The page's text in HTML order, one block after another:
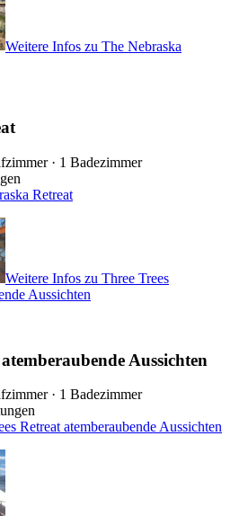
Weitere Infos zu The Nebraska
· 1 Badezimmer
Retreat
Weitere Infos zu Three Trees
Aussichten
Aussichten
· 1 Badezimmer
Retreat atemberaubende Aussichten